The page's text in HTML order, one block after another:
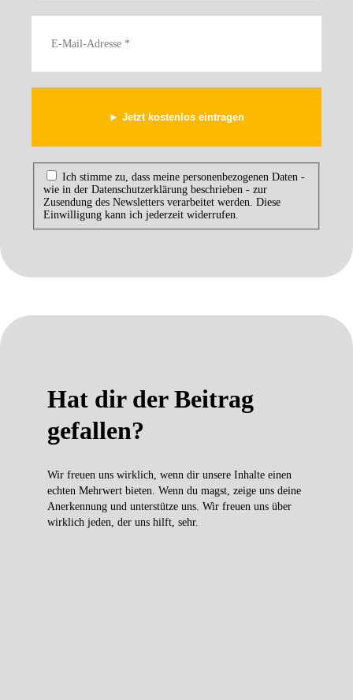
Ich stimme zu, dass meine personenbezogenen Daten -
wie in der Datenschutzerklärung beschrieben - zur
Zusendung des Newsletters verarbeitet werden. Diese
Einwilligung kann ich jederzeit widerrufen.
Hat dir der Beitrag
gefallen?
Wir freuen uns wirklich, wenn dir unsere Inhalte einen
echten Mehrwert bieten. Wenn du magst, zeige uns deine
Anerkennung und unterstütze uns. Wir freuen uns über
wirklich jeden, der uns hilft, sehr.